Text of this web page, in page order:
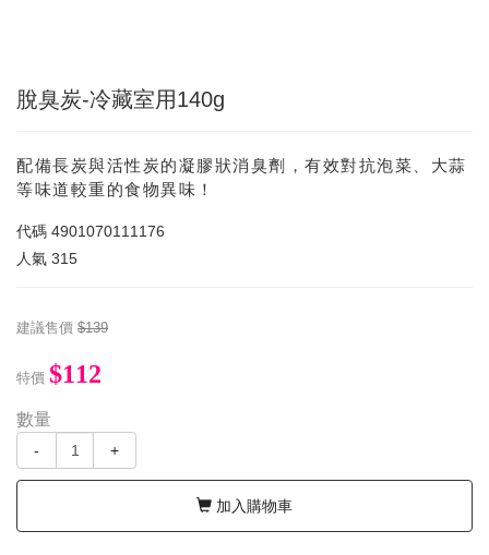
脫臭炭-冷藏室用140g
配備長炭與活性炭的凝膠狀消臭劑，有效對抗泡菜、大蒜
等味道較重的食物異味！
代碼 4901070111176
人氣 315
建議售價 $139
特價 $112
數量
- +
加入購物車